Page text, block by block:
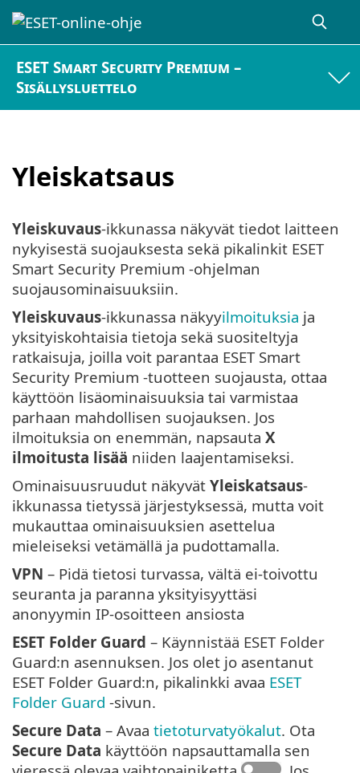
ESET Smart Security Premium –
Sisällysluettelo
Yleiskatsaus
Yleiskuvaus-ikkunassa näkyvät tiedot laitteen
nykyisestä suojauksesta sekä pikalinkit ESET
Smart Security Premium -ohjelman
suojausominaisuuksiin.
Yleiskuvaus-ikkunassa näkyyilmoituksia ja
yksityiskohtaisia tietoja sekä suositeltyja
ratkaisuja, joilla voit parantaa ESET Smart
Security Premium -tuotteen suojausta, ottaa
käyttöön lisäominaisuuksia tai varmistaa
parhaan mahdollisen suojauksen. Jos
ilmoituksia on enemmän, napsauta X
ilmoitusta lisää niiden laajentamiseksi.
Ominaisuusruudut näkyvät Yleiskatsaus-
ikkunassa tietyssä järjestyksessä, mutta voit
mukauttaa ominaisuuksien asettelua
mieleiseksi vetämällä ja pudottamalla.
VPN – Pidä tietosi turvassa, vältä ei-toivottu
seuranta ja paranna yksityisyyttäsi
anonyymin IP-osoitteen ansiosta
ESET Folder Guard – Käynnistää ESET Folder
Guard:n asennuksen. Jos olet jo asentanut
ESET Folder Guard:n, pikalinkki avaa ESET
Folder Guard -sivun.
Secure Data – Avaa tietoturvatyökalut. Ota
Secure Data käyttöön napsauttamalla sen